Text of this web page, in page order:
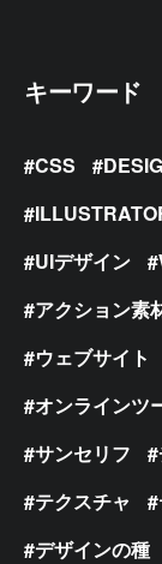
キーワード
CSS
UIデザイン
アクション素
ウェブサイト
オンラインツ
サンセリフ
テクスチャ
デザインの種